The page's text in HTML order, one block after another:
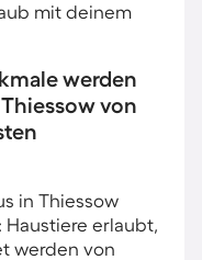
mit deinem
werden
von
in Thiessow
erlaubt,
werden von